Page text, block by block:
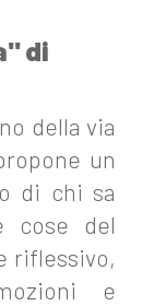
di
della via
un
di chi sa
cose del
riflessivo,
e